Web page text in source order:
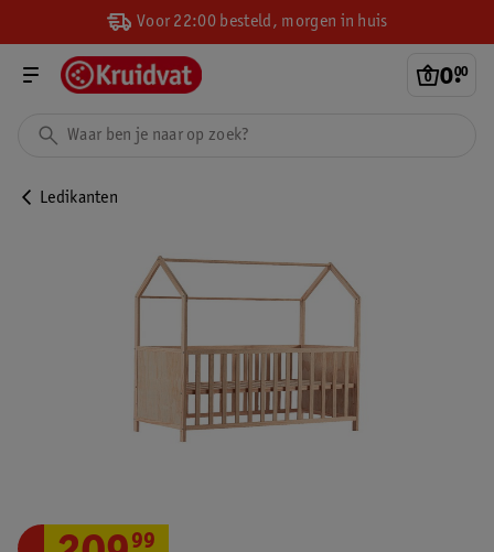
Voor 22:00 besteld, morgen in huis
0.
00
Ledikanten
99